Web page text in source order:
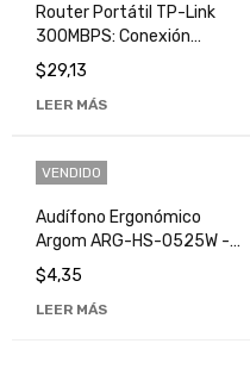
Router Portátil TP-Link
300MBPS: Conexión
Rápida y Segura para
Todos Tus Dispositivos
$29,13
LEER MÁS
VENDIDO
Audífono Ergonómico
Argom ARG-HS-0525W -
Sonido de Alta Calidad y
Comodidad Superior
$4,35
LEER MÁS